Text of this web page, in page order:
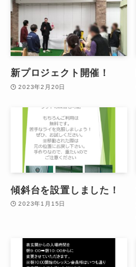
新プロジェクト開催！
2023年2月20日
傾斜台を設置しました！
2023年1月15日